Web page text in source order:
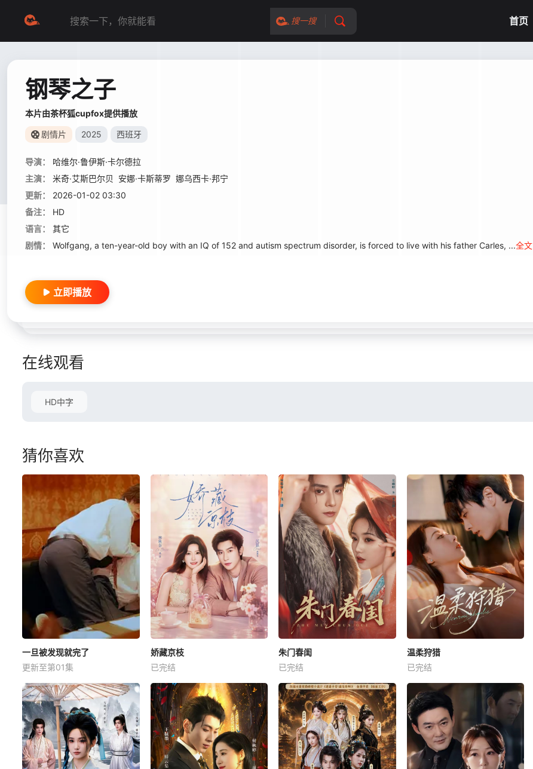
搜一搜 首页
钢琴之子
本片由茶杯狐cupfox提供播放
剧情片 2025 西班牙
导演：
哈维尔·鲁伊斯·卡尔德拉
主演：
米奇·艾斯巴尔贝 安娜·卡斯蒂罗 娜乌西卡·邦宁
更新：
2026-01-02 03:30
备注：
HD
语言：
其它
剧情：
Wolfgang, a ten-year-old boy with an IQ of 152 and autism spectrum disorder, is forced to live with his father Carles, ...全文
立即播放
在线观看
HD中字
猜你喜欢
一旦被发现就完了
更新至第01集
娇藏京枝
已完结
朱门春闺
已完结
温柔狩猎
已完结